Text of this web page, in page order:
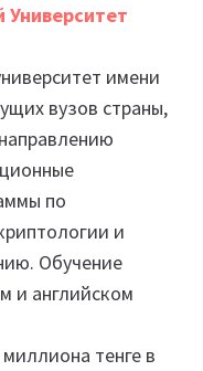
имени
вузов страны,
по
и
Обучение
и английском
тенге в